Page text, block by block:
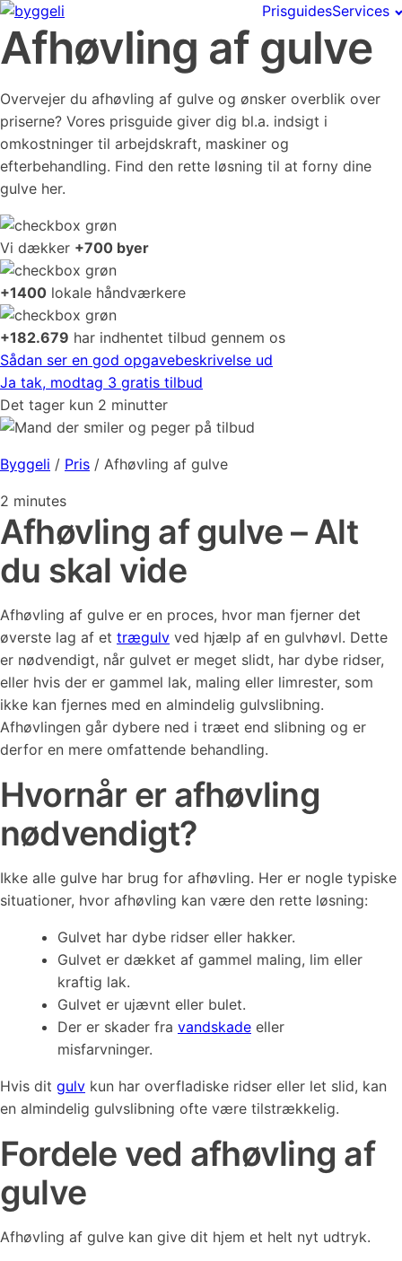
PrisguidesServices
Afhøvling af gulve
Overvejer du afhøvling af gulve og ønsker overblik over
priserne? Vores prisguide giver dig bl.a. indsigt i
omkostninger til arbejdskraft, maskiner og
efterbehandling. Find den rette løsning til at forny dine
gulve her.
Vi dækker +700 byer
+1400 lokale håndværkere
+182.679 har indhentet tilbud gennem os
Sådan ser en god opgavebeskrivelse ud
Ja tak, modtag 3 gratis tilbud
Det tager kun 2 minutter
Byggeli / Pris / Afhøvling af gulve
2 minutes
Afhøvling af gulve – Alt
du skal vide
Afhøvling af gulve er en proces, hvor man fjerner det
øverste lag af et trægulv ved hjælp af en gulvhøvl. Dette
er nødvendigt, når gulvet er meget slidt, har dybe ridser,
eller hvis der er gammel lak, maling eller limrester, som
ikke kan fjernes med en almindelig gulvslibning.
Afhøvlingen går dybere ned i træet end slibning og er
derfor en mere omfattende behandling.
Hvornår er afhøvling
nødvendigt?
Ikke alle gulve har brug for afhøvling. Her er nogle typiske
situationer, hvor afhøvling kan være den rette løsning:
Gulvet har dybe ridser eller hakker.
Gulvet er dækket af gammel maling, lim eller
kraftig lak.
Gulvet er ujævnt eller bulet.
Der er skader fra vandskade eller
misfarvninger.
Hvis dit gulv kun har overfladiske ridser eller let slid, kan
en almindelig gulvslibning ofte være tilstrækkelig.
Fordele ved afhøvling af
gulve
Afhøvling af gulve kan give dit hjem et helt nyt udtryk.